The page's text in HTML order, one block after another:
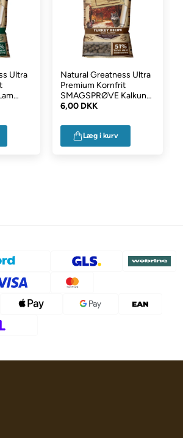
Ultra
Natural Greatness Ultra
Premium Kornfrit
SMAGSPRØVE Kalkun
100g
6,00 DKK
Læg i kurv